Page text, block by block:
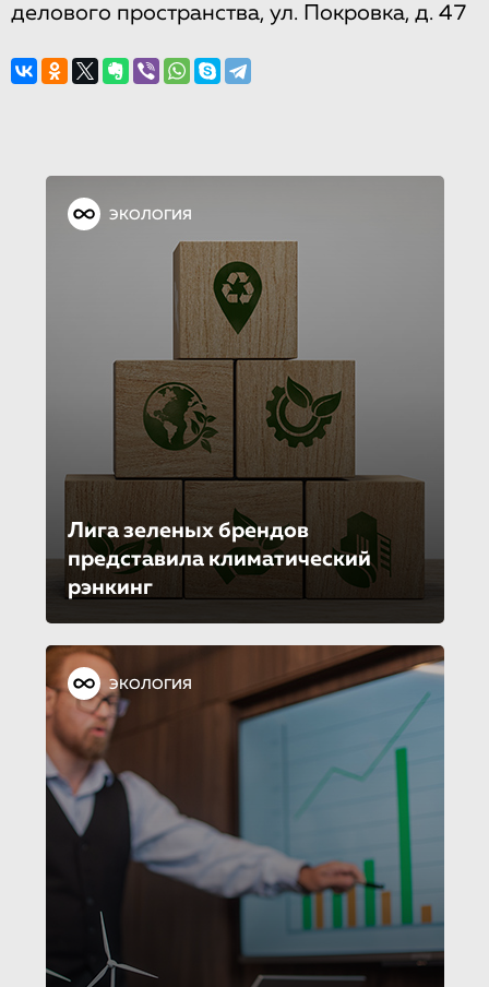
делового пространства, ул. Покровка, д. 47
ЭКОЛОГИЯ
Лига зеленых брендов
представила климатический
рэнкинг
ЭКОЛОГИЯ